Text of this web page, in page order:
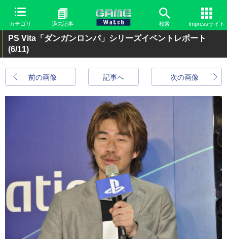
カテゴリ 過去記事 検索 Impressサイト
PS Vita「ダンガンロンパ」シリーズイベントレポート
(6/11)
前の画像 次の画像
記事へ